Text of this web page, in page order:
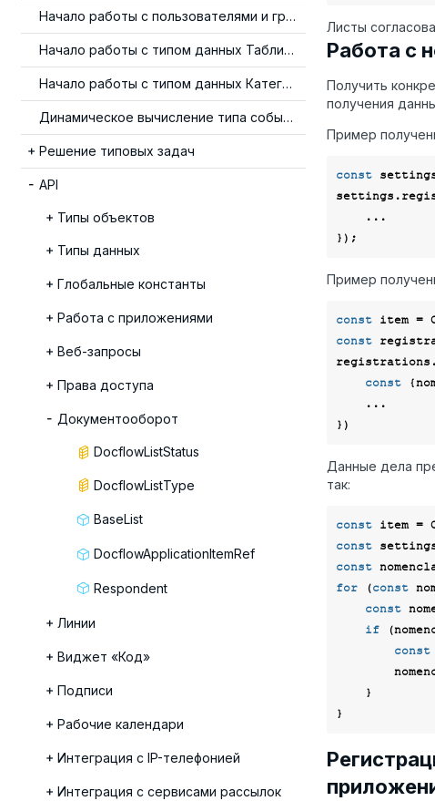
Начало работы с пользователями и группами
Начало работы с типом данных Таблица
Начало работы с типом данных Категория
Динамическое вычисление типа события
Решение типовых задач
API
Типы объектов
Типы данных
Глобальные константы
Работа с приложениями
Веб-запросы
Права доступа
Документооборот
DocflowListStatus
DocflowListType
BaseList
DocflowApplicationItemRef
Respondent
Линии
Виджет «Код»
Подписи
Рабочие календари
Интеграция с IP-телефонией
Интеграция с сервисами рассылок
Листы
Работа с
Получить
получения
Пример
const
Пример
const
const
const
Данные дела
так:
const
const
const
for (const
const
if
const